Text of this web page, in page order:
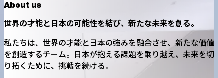
About us
世界の才能と日本の可能性を結び、新たな未来を創る。
私たちは、世界の才能と日本の強みを融合させ、新たな価値
を創造するチーム。日本が抱える課題を乗り越え、未来を切
り拓くために、挑戦を続ける。